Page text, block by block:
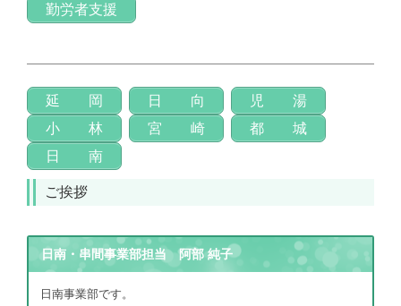
勤労者支援
延 岡 日 向
児 湯
小 林
宮 崎
都 城
日 南
ご挨拶
日南・串間事業部担当 阿部 純子
日南事業部です。